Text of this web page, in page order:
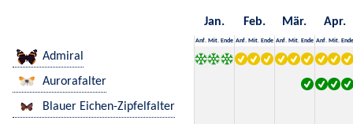
Jan. Feb. Mär. Apr.
Anf. Mit. Ende Anf. Mit. Ende Anf. Mit. Ende Anf. Mit. Ende
Admiral
Aurorafalter
Blauer Eichen-Zipfelfalter